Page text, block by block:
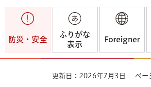
防災・安全
ふりがな
表示
Foreigner
更新日：2026年7月3日 ペ